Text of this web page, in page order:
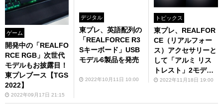
ゲーム
開発中の「REALFO
RCE RGB」次世代
モデルもお披露目！
東プレブース【TGS
2022】
2022年09月17日 21:15
デジタル
東プレ、英語配列の
「REALFORCE R3
Sキーボード」USB
モデル6製品を発売
2022年10月11日 10:00
トピックス
東プレ、REALFOR
CE（リアルフォー
ス）アクセサリーと
して「アルミ リス
トレスト」2モデル
を11月24日発売
2022年11月18日 19:00